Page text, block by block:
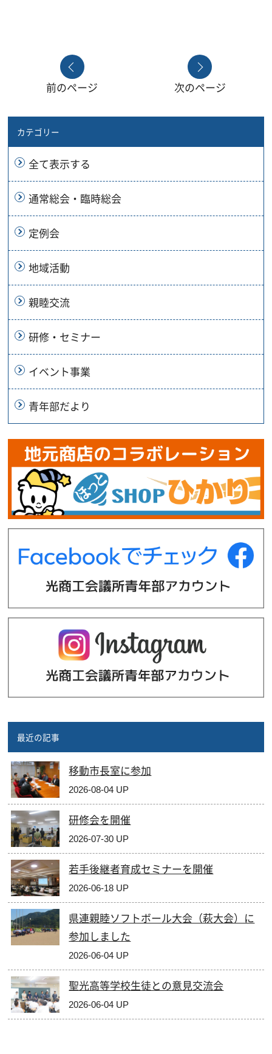
前のページ 次のページ
カテゴリー
全て表示する
通常総会・臨時総会
定例会
地域活動
親睦交流
研修・セミナー
イベント事業
青年部だより
最近の記事
移動市長室に参加
2026-08-04 UP
研修会を開催
2026-07-30 UP
若手後継者育成セミナーを開催
2026-06-18 UP
県連親睦ソフトボール大会（萩大会）に
参加しました
2026-06-04 UP
聖光高等学校生徒との意見交流会
2026-06-04 UP